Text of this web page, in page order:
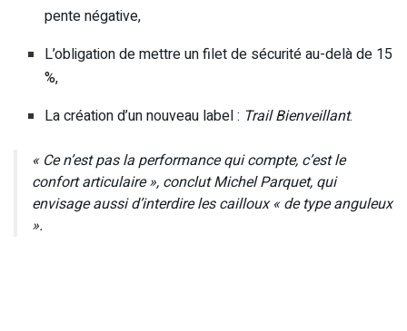
pente négative,
L’obligation de mettre un filet de sécurité au-delà de 15
%,
La création d’un nouveau label : Trail Bienveillant.
« Ce n’est pas la performance qui compte, c’est le
confort articulaire », conclut Michel Parquet, qui
envisage aussi d’interdire les cailloux « de type anguleux
».